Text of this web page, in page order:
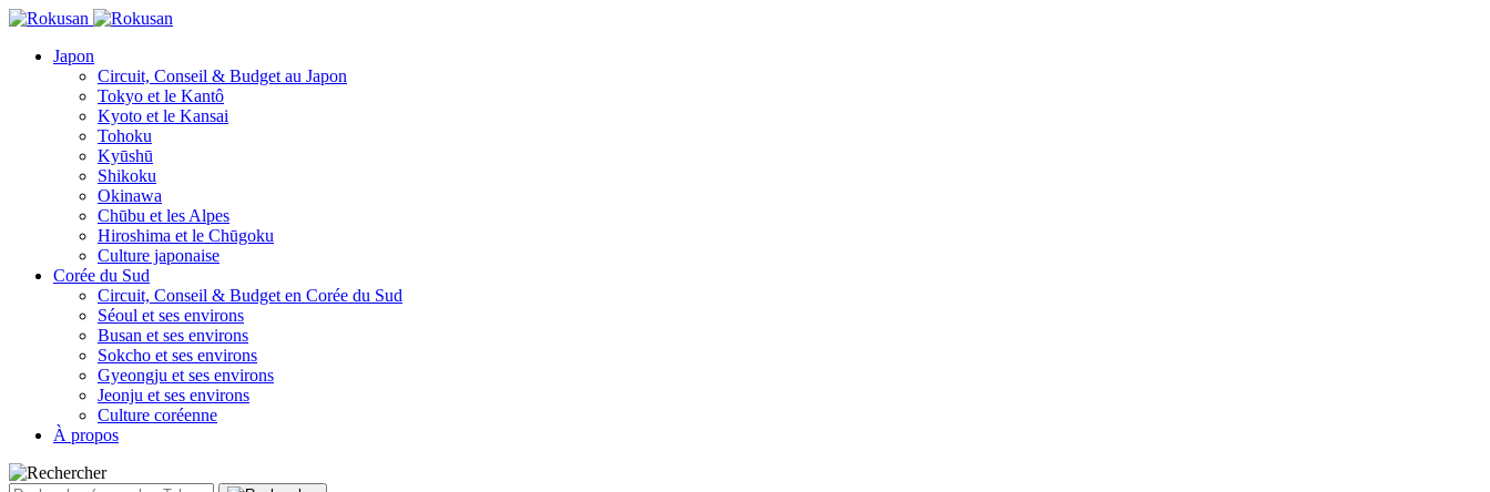
Japon
Circuit, Conseil & Budget au Japon
Tokyo et le Kantô
Kyoto et le Kansai
Tohoku
Kyūshū
Shikoku
Okinawa
Chūbu et les Alpes
Hiroshima et le Chūgoku
Culture japonaise
Corée du Sud
Circuit, Conseil & Budget en Corée du Sud
Séoul et ses environs
Busan et ses environs
Sokcho et ses environs
Gyeongju et ses environs
Jeonju et ses environs
Culture coréenne
À propos